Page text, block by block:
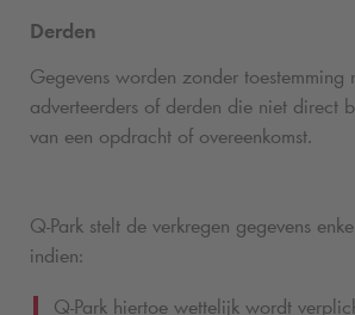
Derden
Gegevens worden zonder
adverteerders of derden die niet direct
van een opdracht of overeenkomst.
Q-Park stelt de verkregen gegevens
indien:
Q-Park hiertoe wettelijk wordt